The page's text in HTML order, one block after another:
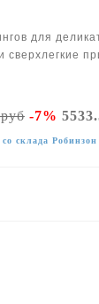
для
сверхлегкие
-7%
со склада Робинзон